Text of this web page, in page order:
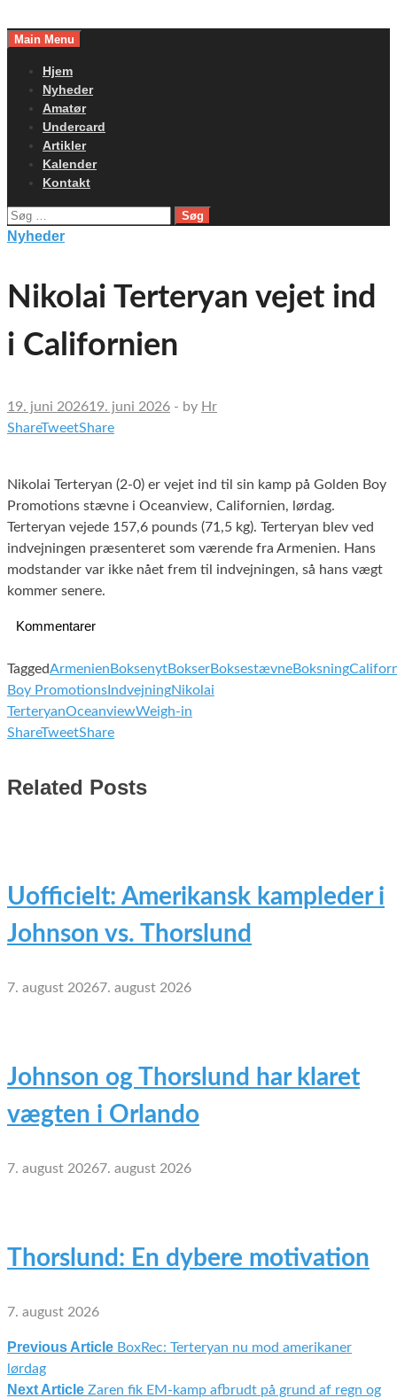
toMain Menu
Hjem
Nyheder
Amatør
Undercard
Artikler
Kalender
Kontakt
Søg
efter:
Nyheder
Nikolai Terteryan vejet ind
i Californien
19. juni 202619. juni 2026 - by Hr
ShareTweetShare
Nikolai Terteryan (2-0) er vejet ind til sin kamp på Golden Boy
Promotions stævne i Oceanview, Californien, lørdag.
Terteryan vejede 157,6 pounds (71,5 kg). Terteryan blev ved
indvejningen præsenteret som værende fra Armenien. Hans
modstander var ikke nået frem til indvejningen, så hans vægt
kommer senere.
Kommentarer
TaggedArmenien BoksenytBokserBoksestævneBoksning
Boy Promotions IndvejningNikolai
TerteryanOceanviewWeigh-in
ShareTweetShare
Related Posts
Uofficielt: Amerikansk kampleder i
Johnson vs. Thorslund
7. august 20267. august 2026
Johnson og Thorslund har klaret
vægten i Orlando
7. august 20267. august 2026
Thorslund: En dybere motivation
7. august 2026
Indlægsnavigation
Previous Article BoxRec: Terteryan nu mod amerikaner
lørdag
Next Article Zaren fik EM-kamp afbrudt på grund af regn og